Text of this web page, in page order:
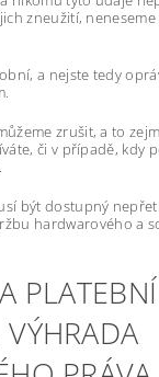
zneužití,
a nejste tedy
zrušit, a to
či v případě, kdy
být dostupný
hardwarového a
PLATEBNÍ